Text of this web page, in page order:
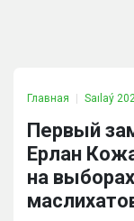
Главная Saılaý
Первый
Ерлан
на